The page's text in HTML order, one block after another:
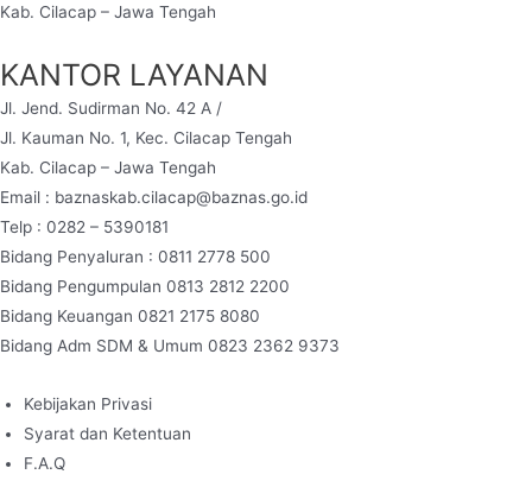
Kab. Cilacap – Jawa Tengah
KANTOR LAYANAN
Jl. Jend. Sudirman No. 42 A /
Jl. Kauman No. 1, Kec. Cilacap Tengah
Kab. Cilacap – Jawa Tengah
Email : baznaskab.cilacap@baznas.go.id
Telp : 0282 – 5390181
Bidang Penyaluran : 0811 2778 500
Bidang Pengumpulan 0813 2812 2200
Bidang Keuangan 0821 2175 8080
Bidang Adm SDM & Umum 0823 2362 9373
Kebijakan Privasi
Syarat dan Ketentuan
F.A.Q